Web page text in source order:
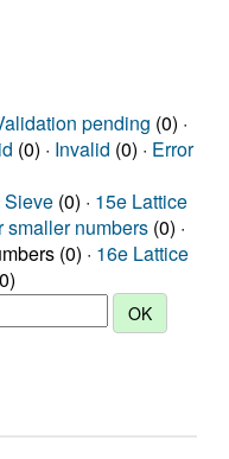
pending (0) ·
(0) · Invalid (0) · Error
Sieve (0) · 15e Lattice
smaller numbers (0) ·
(0) · 16e Lattice